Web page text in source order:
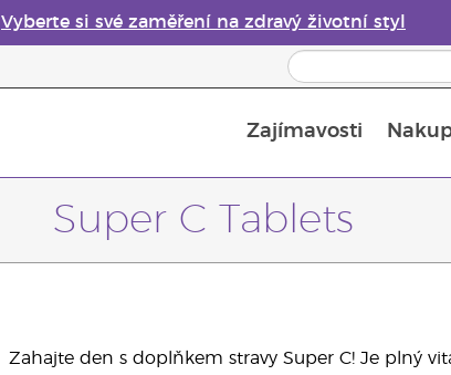
Vyberte si své zaměření na zdravý životní styl
Zajímavosti
Super C Tablets
Zahajte den s doplňkem stravy Super C! Je plný